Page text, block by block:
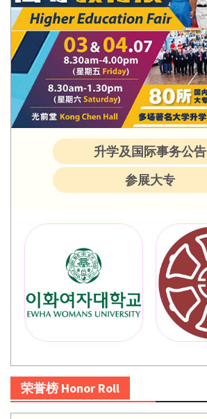
升学及国际事务公告
参展大专
荣誉榜 Honor Roll